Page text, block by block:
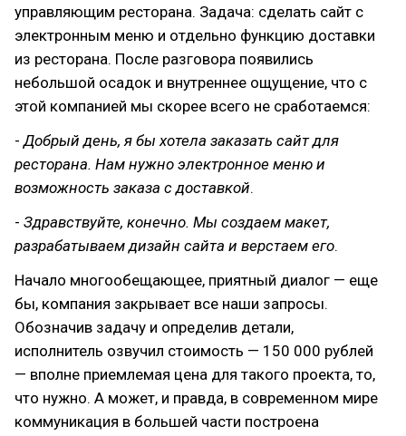
управляющим ресторана. Задача: сделать сайт с
электронным меню и отдельно функцию доставки
из ресторана. После разговора появились
небольшой осадок и внутреннее ощущение, что с
этой компанией мы скорее всего не сработаемся:
- Добрый день, я бы хотела заказать сайт для
ресторана. Нам нужно электронное меню и
возможность заказа с доставкой.
- Здравствуйте, конечно. Мы создаем макет,
разрабатываем дизайн сайта и верстаем его.
Начало многообещающее, приятный диалог — еще
бы, компания закрывает все наши запросы.
Обозначив задачу и определив детали,
исполнитель озвучил стоимость — 150 000 рублей
— вполне приемлемая цена для такого проекта, то,
что нужно. А может, и правда, в современном мире
коммуникация в большей части построена